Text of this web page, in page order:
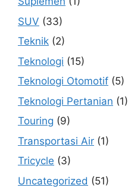
SUV (33)
Teknik (2)
Teknologi (15)
Teknologi Otomotif (5)
Teknologi Pertanian (1)
Touring (9)
Transportasi Air (1)
Tricycle (3)
Uncategorized (51)